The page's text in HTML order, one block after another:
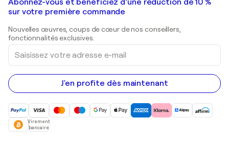
Shepard Fairey
Peintures de paysage
Estampes
Peintures acryliques
Galeries d'art en France
Galeries d'art en Belgique
Abonnez-vous et bénéficiez d’une réduction de 10 %
sur votre première commande
Nouvelles œuvres, coups de cœur de nos conseillers,
fonctionnalités exclusives.
Saisissez
votre
adresse
e-
mail
J'en profite dès maintenant
Virement
bancaire